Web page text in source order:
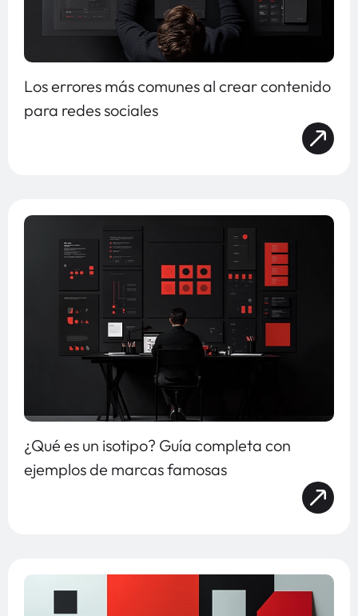
Los errores más comunes al crear contenido
para redes sociales
¿Qué es un isotipo? Guía completa con
ejemplos de marcas famosas